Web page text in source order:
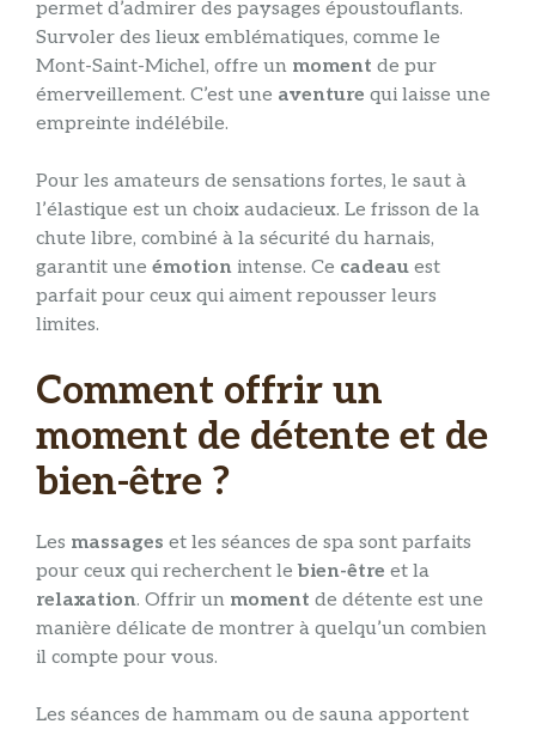
permet d’admirer des paysages époustouflants.
Survoler des lieux emblématiques, comme le
Mont-Saint-Michel, offre un moment de pur
émerveillement. C’est une aventure qui laisse une
empreinte indélébile.
Pour les amateurs de sensations fortes, le saut à
l’élastique est un choix audacieux. Le frisson de la
chute libre, combiné à la sécurité du harnais,
garantit une émotion intense. Ce cadeau est
parfait pour ceux qui aiment repousser leurs
limites.
Comment offrir un
moment de détente et de
bien-être ?
Les massages et les séances de spa sont parfaits
pour ceux qui recherchent lebien-être et la
relaxation. Offrir un moment de détente est une
manière délicate de montrer à quelqu’un combien
il compte pour vous.
Les séances de hammam ou de sauna apportent